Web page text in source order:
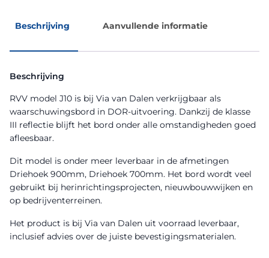
Beschrijving Aanvullende informatie
Beschrijving
RVV model J10 is bij Via van Dalen verkrijgbaar als
waarschuwingsbord in DOR-uitvoering. Dankzij de klasse
III reflectie blijft het bord onder alle omstandigheden goed
afleesbaar.
Dit model is onder meer leverbaar in de afmetingen
Driehoek 900mm, Driehoek 700mm. Het bord wordt veel
gebruikt bij herinrichtingsprojecten, nieuwbouwwijken en
op bedrijventerreinen.
Het product is bij Via van Dalen uit voorraad leverbaar,
inclusief advies over de juiste bevestigingsmaterialen.